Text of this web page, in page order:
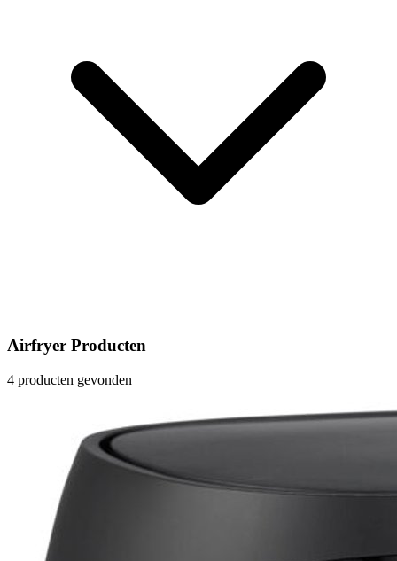
Airfryer Producten
4 producten gevonden